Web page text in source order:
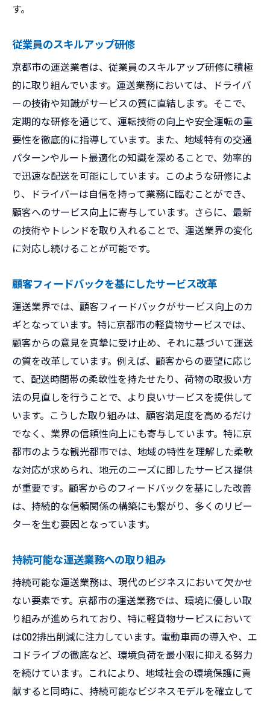
す。
従業員のスキルアップ研修
京都市の運送業者は、従業員のスキルアップ研修に積極
的に取り組んでいます。運送業務においては、ドライバ
ーの技術や知識がサービスの質に直結します。そこで、
定期的な研修を通じて、運転技術の向上や安全運転の重
要性を徹底的に指導しています。また、地域特有の交通
パターンやルート最適化の知識を深めることで、効率的
で迅速な配送を可能にしています。このような研修によ
り、ドライバーは自信を持って業務に臨むことができ、
顧客へのサービス向上に寄与しています。さらに、最新
の技術やトレンドを取り入れることで、運送業界の変化
に対応し続けることが可能です。
顧客フィードバックを基にしたサービス改革
運送業界では、顧客フィードバックがサービス向上のカ
ギとなっています。特に京都市の軽貨物サービスでは、
顧客からの意見を真摯に受け止め、それに基づいて運送
の質を改革しています。例えば、顧客からの要望に応じ
て、配送時間帯の柔軟性を持たせたり、荷物の取扱い方
法の見直しを行うことで、より良いサービスを提供して
います。こうした取り組みは、顧客満足度を高めるだけ
でなく、業界の信頼性向上にも寄与しています。特に京
都市のような観光都市では、地域の特性を理解した柔軟
な対応が求められ、地元のニーズに即したサービス提供
が重要です。顧客からのフィードバックを基にした改善
は、持続的な信頼関係の構築にも繋がり、多くのリピー
ターを生む要因となっています。
持続可能な運送業務への取り組み
持続可能な運送業務は、現代のビジネスにおいて欠かせ
ない要素です。京都市の運送業務では、環境に優しい取
り組みが進められており、特に軽貨物サービスにおいて
はCO2排出削減に注力しています。電動車両の導入や、エ
コドライブの徹底など、環境負荷を最小限に抑える努力
を続けています。これにより、地域社会の環境保護に貢
献すると同時に、持続可能なビジネスモデルを確立して